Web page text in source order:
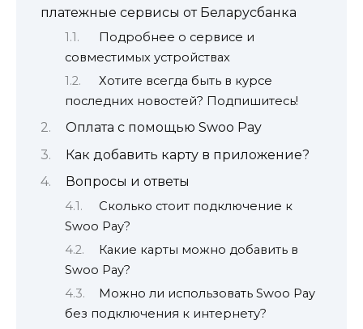
платежные сервисы от Беларусбанка
Подробнее о сервисе и
совместимых устройствах
Хотите всегда быть в курсе
последних новостей? Подпишитесь!
Оплата с помощью Swoo Pay
Как добавить карту в приложение?
Вопросы и ответы
Сколько стоит подключение к
Swoo Pay?
Какие карты можно добавить в
Swoo Pay?
Можно ли использовать Swoo Pay
без подключения к интернету?